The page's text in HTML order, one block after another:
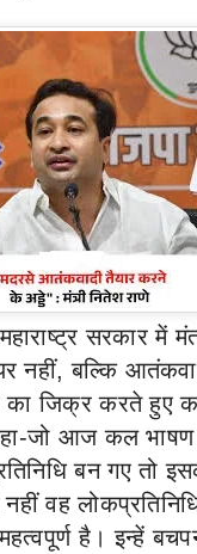
सरकार में
नहीं,बल्कि
जिक्र करते हुए
जो आज कल भाषण
बन गए तो
वह
है। इन्हें